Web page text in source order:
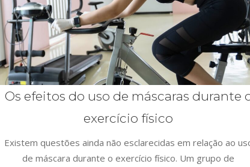
Os efeitos do uso de máscaras durante
exercício físico
Existem questões ainda não esclarecidas em relação ao
de máscara durante o exercício físico. Um grupo de